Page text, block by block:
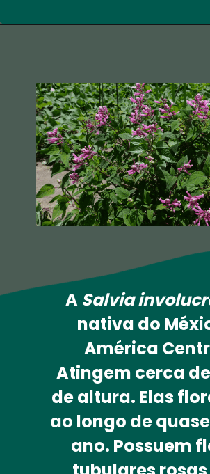
A Salvia
nativa do
América
Atingem cerca
de altura. Elas
ao longo de